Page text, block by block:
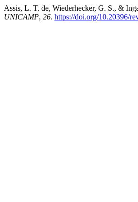
Assis, L. T. de, Wiederhecker, G. S., &
UNICAMP, 26. https://doi.org/10.20396/